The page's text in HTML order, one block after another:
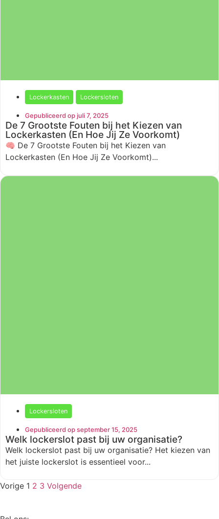
Lockerkasten Lockersloten
Gepubliceerd op juli 7, 2025
De 7 Grootste Fouten bij het Kiezen van
Lockerkasten (En Hoe Jij Ze Voorkomt)
🧠 De 7 Grootste Fouten bij het Kiezen van
Lockerkasten (En Hoe Jij Ze Voorkomt)...
Lockersloten
Gepubliceerd op september 15, 2025
Welk lockerslot past bij uw organisatie?
Welk lockerslot past bij uw organisatie? Het kiezen van
het juiste lockerslot is essentieel voor...
Vorige 1 2 3 Volgende